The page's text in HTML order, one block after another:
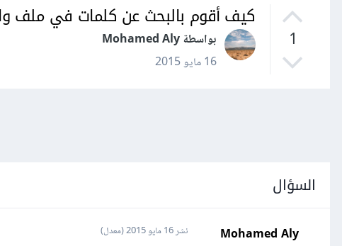
1
كيف أقوم بالبحث عن كلمات في ملف
بواسطة Mohamed Aly
16 مايو 2015
السؤال
Mohamed Aly نشر16 مايو 2015 (معدل)